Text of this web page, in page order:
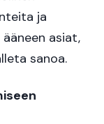
ja
asiat,
sanoa.